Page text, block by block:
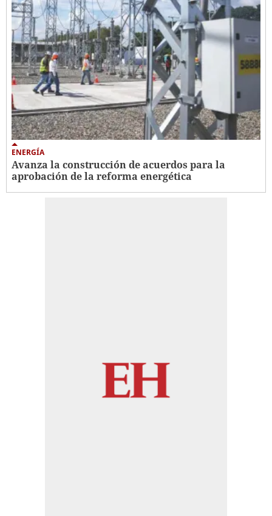
ENERGÍA
Avanza la construcción de acuerdos para la
aprobación de la reforma energética